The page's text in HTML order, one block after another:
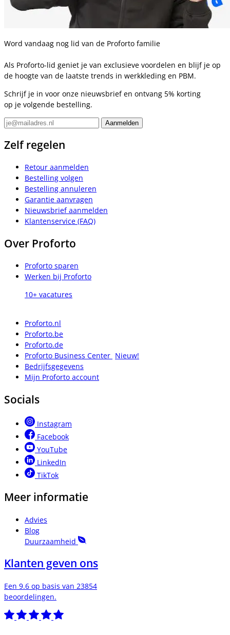
Word vandaag nog lid van de Proforto familie
Als Proforto-lid geniet je van exclusieve voordelen en blijf je op
de hoogte van de laatste trends in werkkleding en PBM.
Schrijf je in voor onze nieuwsbrief en ontvang 5% korting
op je volgende bestelling.
Zelf regelen
Retour aanmelden
Bestelling volgen
Bestelling annuleren
Garantie aanvragen
Nieuwsbrief aanmelden
Klantenservice (FAQ)
Over Proforto
Proforto sparen
Werken bij Proforto
10+ vacatures
Proforto.nl
Proforto.be
Proforto.de
Proforto Business Center Nieuw!
Bedrijfsgegevens
Mijn Proforto account
Socials
Instagram
Facebook
YouTube
LinkedIn
TikTok
Meer informatie
Advies
Blog
Duurzaamheid
Klanten geven ons
Een 9.6 op basis van 23854
beoordelingen.